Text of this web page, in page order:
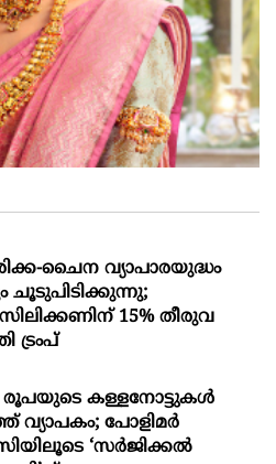
ചൈന വ്യാപാരയുദ്ധം
ചൂടുപിടിക്കുന്നു;
15% തീരുവ
ട്രംപ്
രൂപയുടെ കള്ളനോട്ടുകൾ
വ്യാപകം; പോളിമർ
‘സർജിക്കൽ